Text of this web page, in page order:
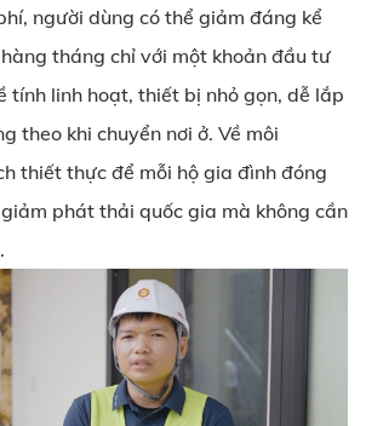
người dùng có thể giảm đáng kể
tháng chỉ với một khoản đầu tư
tính linh hoạt, thiết bị nhỏ gọn, dễ lắp
theo khi chuyển nơi ở. Về môi
thiết thực để mỗi hộ gia đình đóng
phát thải quốc gia mà không cần